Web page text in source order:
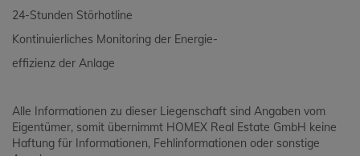
24-Stunden Störhotline
Kontinuierliches Monitoring der Energie-
effizienz der Anlage
Alle Informationen zu dieser Liegenschaft sind Angaben vom
Eigentümer, somit übernimmt HOMEX Real Estate GmbH keine
Haftung für Informationen, Fehlinformationen oder sonstige